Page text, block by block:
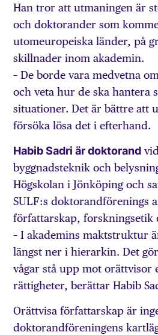
Han tror att utmaningen är
och doktorander som
utomeuropeiska länder, på
skillnader inom akademin.
– De borde vara medvetna
och veta hur de ska hantera
situationer. Det är bättre att
försöka lösa det i efterhand.
Habib Sadri är doktorand
byggnadsteknik och
Högskolan i Jönköping och
SULF:s doktorandförenings
författarskap, forskningsetik
– I akademins maktstruktur
längst ner i hierarkin. Det
vågar stå upp mot orättvisor
rättigheter, berättar Habib
Orättvisa författarskap är
doktorandföreningens